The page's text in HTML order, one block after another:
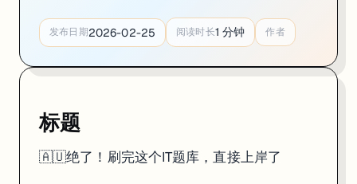
发布日期2026-02-25 阅读时长1 分钟 作者
标题
🇦🇺绝了！刷完这个IT题库，直接上岸了